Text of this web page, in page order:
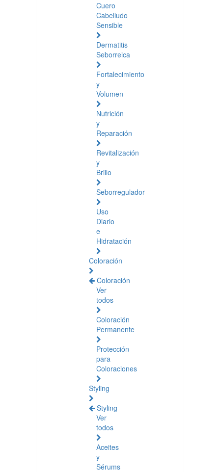
Cuero
Cabelludo
Sensible
Dermatitis
Seborreica
Fortalecimiento
y
Volumen
Nutrición
y
Reparación
Revitalización
y
Brillo
Seborregulador
Uso
Diario
e
Hidratación
Coloración
Coloración
Ver
todos
Coloración
Permanente
Protección
para
Coloraciones
Styling
Styling
Ver
todos
Aceites
y
Sérums